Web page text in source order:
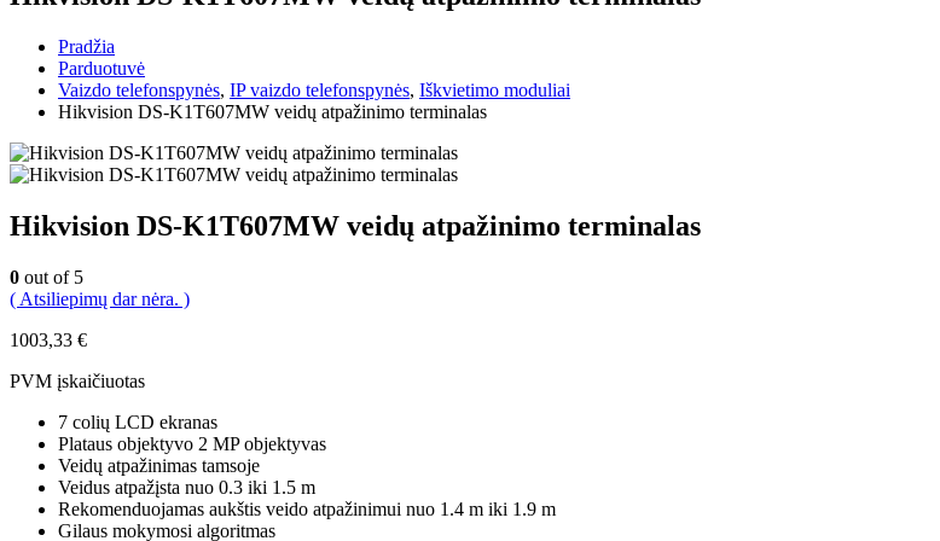
Pradžia
Parduotuvė
Vaizdo telefonspynės, IP vaizdo telefonspynės, Iškvietimo moduliai
Hikvision DS-K1T607MW veidų atpažinimo terminalas
Hikvision DS-K1T607MW veidų atpažinimo terminalas
0 out of 5
( Atsiliepimų dar nėra. )
1003,33 €
PVM įskaičiuotas
7 colių LCD ekranas
Plataus objektyvo 2 MP objektyvas
Veidų atpažinimas tamsoje
Veidus atpažįsta nuo 0.3 iki 1.5 m
Rekomenduojamas aukštis veido atpažinimui nuo 1.4 m iki 1.9 m
Gilaus mokymosi algoritmas